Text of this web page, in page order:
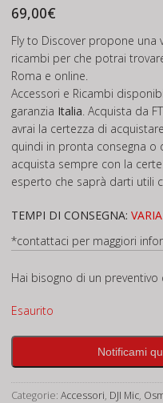
69,00€
Fly to Discover propone una
ricambi per che potrai
Roma e online.
Accessori e Ricambi
garanzia Italia. Acquista da
avrai la certezza di
quindi in pronta consegna o
acquista sempre con la
esperto che saprà darti utili
TEMPI DI CONSEGNA:
*contattaci per maggiori
Hai bisogno di un preventivo
Esaurito
Notificami
Categorie: Accessori, DJI Mic,